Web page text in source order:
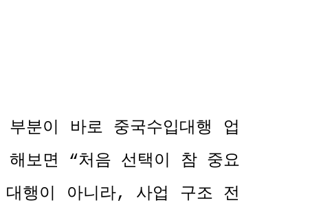
분이 바로 중국수입대행 업
해보면 “처음 선택이 참 중요
행이 아니라, 사업 구조 전